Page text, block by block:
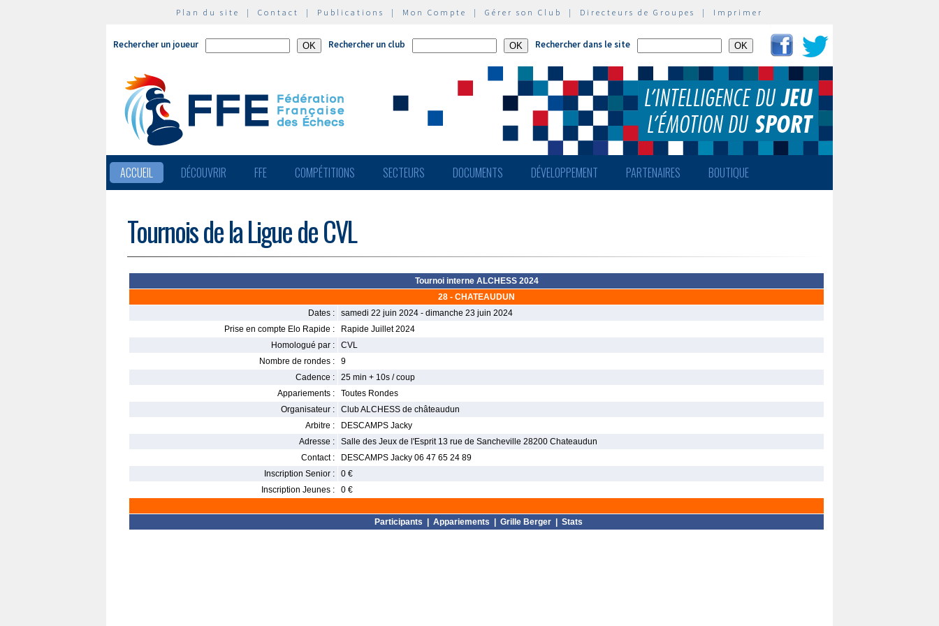
Plan du site | Contact | Publications | Mon Compte | Gérer son Club | Directeurs de Groupes | Imprimer
Rechercher un joueur Rechercher un club Rechercher dans le site
ACCUEIL DÉCOUVRIR FFE COMPÉTITIONS SECTEURS DOCUMENTS DÉVELOPPEMENT PARTENAIRES BOUTIQUE
Tournois de la Ligue de CVL
Tournoi interne ALCHESS 2024
28 - CHATEAUDUN
Dates :
samedi 22 juin 2024 - dimanche 23 juin 2024
Prise en compte Elo Rapide :
Rapide Juillet 2024
Homologué par :
CVL
Nombre de rondes :
9
Cadence :
25 min + 10s / coup
Appariements :
Toutes Rondes
Organisateur :
Club ALCHESS de châteaudun
Arbitre :
DESCAMPS Jacky
Adresse :
Salle des Jeux de l'Esprit 13 rue de Sancheville 28200 Chateaudun
Contact :
DESCAMPS Jacky 06 47 65 24 89
Inscription Senior :
0 €
Inscription Jeunes :
0 €
Participants Appariements Grille Berger Stats